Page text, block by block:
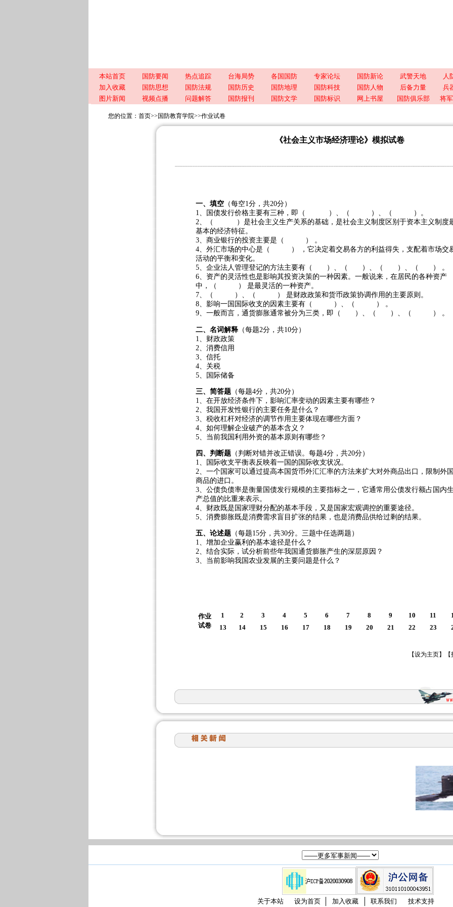
本站首页 国防要闻 热点追踪 台海局势 各国国防 专家论坛 国防新论 武警天地
人
加入收藏
国防思想 国防法规 国防历史 国防地理 国防科技 国防人物 后备力量
兵
图片新闻
视频点播 问题解答 国防报刊 国防文学 国防标识 网上书屋 国防俱乐部 将
您的位置： 首页>> 国防教育学院>>作业试卷
《社会主义市场经济理论》模拟试卷
一、填空（每空1分，共20分）
1、国债发行价格主要有三种，即（ ）、（ ）、（ ）。
2、（ ）是社会主义生产关系的基础，是社会主义制度区别于资本主义制度
基本的经济特征。
3、商业银行的投资主要是（ ） 。
4、外汇市场的中心是（ ） ，它决定着交易各方的利益得失，支配着市场交
活动的平衡和变化。
5、企业法人管理登记的方法主要有（ ）、（ ）、（ ）、（ ） 。
6、资产的灵活性也是影响其投资决策的一种因素。一般说来，在居民的各种资产
中，（ ） 是最灵活的一种资产。
7、（ ）、（ ） 是财政政策和货币政策协调作用的主要原则。
8、影响一国国际收支的因素主要有（ ）、（ ） 。
9、一般而言，通货膨胀通常被分为三类，即（ ）、（ ）、（ ） 。
二、名词解释（每题2分，共10分）
1、财政政策
2、消费信用
3、信托
4、关税
5、国际储备
三、简答题（每题4分，共20分）
1、在开放经济条件下，影响汇率变动的因素主要有哪些？
2、我国开发性银行的主要任务是什么？
3、税收杠杆对经济的调节作用主要体现在哪些方面？
4、如何理解企业破产的基本含义？
5、当前我国利用外资的基本原则有哪些？
四、判断题（判断对错并改正错误。每题4分，共20分）
1、国际收支平衡表反映着一国的国际收支状况。
2、一个国家可以通过提高本国货币外汇汇率的方法来扩大对外商品出口，限制外
商品的进口。
3、公债负债率是衡量国债发行规模的主要指标之一，它通常用公债发行额占国内
产总值的比重来表示。
4、财政既是国家理财分配的基本手段，又是国家宏观调控的重要途径。
5、消费膨胀既是消费需求盲目扩张的结果，也是消费品供给过剩的结果。
五、论述题（每题15分，共30分。三题中任选两题）
1、增加企业赢利的基本途径是什么？
2、结合实际，试分析前些年我国通货膨胀产生的深层原因？
3、当前影响我国农业发展的主要问题是什么？
作业
试卷
1 2 3 4 5 6 7 8 9 10 11
13
14 15 16 17 18 19 20 21 22 23
【设为主页】【